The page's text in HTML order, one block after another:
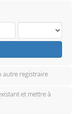
autre registraire
et mettre à